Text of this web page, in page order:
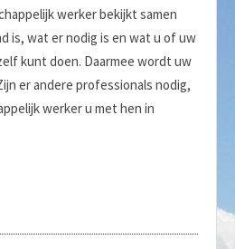
werker bekijkt samen
is, wat er nodig is en wat u of uw
kunt doen. Daarmee wordt uw
er andere professionals nodig,
werker u met hen in